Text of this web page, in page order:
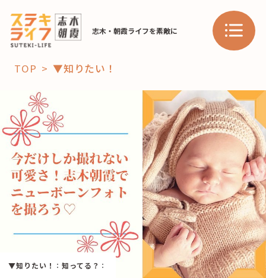
志木・朝霞ライフを素敵に
「コト」
暮らし
おすすめ
スポット 学び・教育
「場」
HAREL HAREL
活用事例
TOP ▼知りたい！
▼知りたい！ ：知ってる？ ：